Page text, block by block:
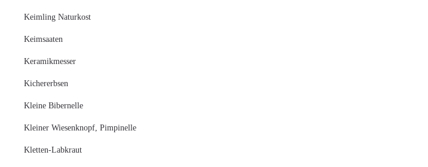
Keimling Naturkost
Keimsaaten
Keramikmesser
Kichererbsen
Kleine Bibernelle
Kleiner Wiesenknopf, Pimpinelle
Kletten-Labkraut